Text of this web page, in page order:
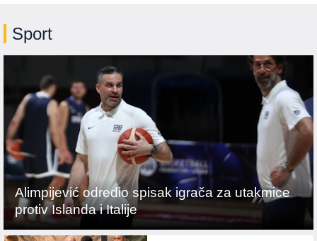
Sport
Alimpijević odredio spisak igrača za utakmice
protiv Islanda i Italije